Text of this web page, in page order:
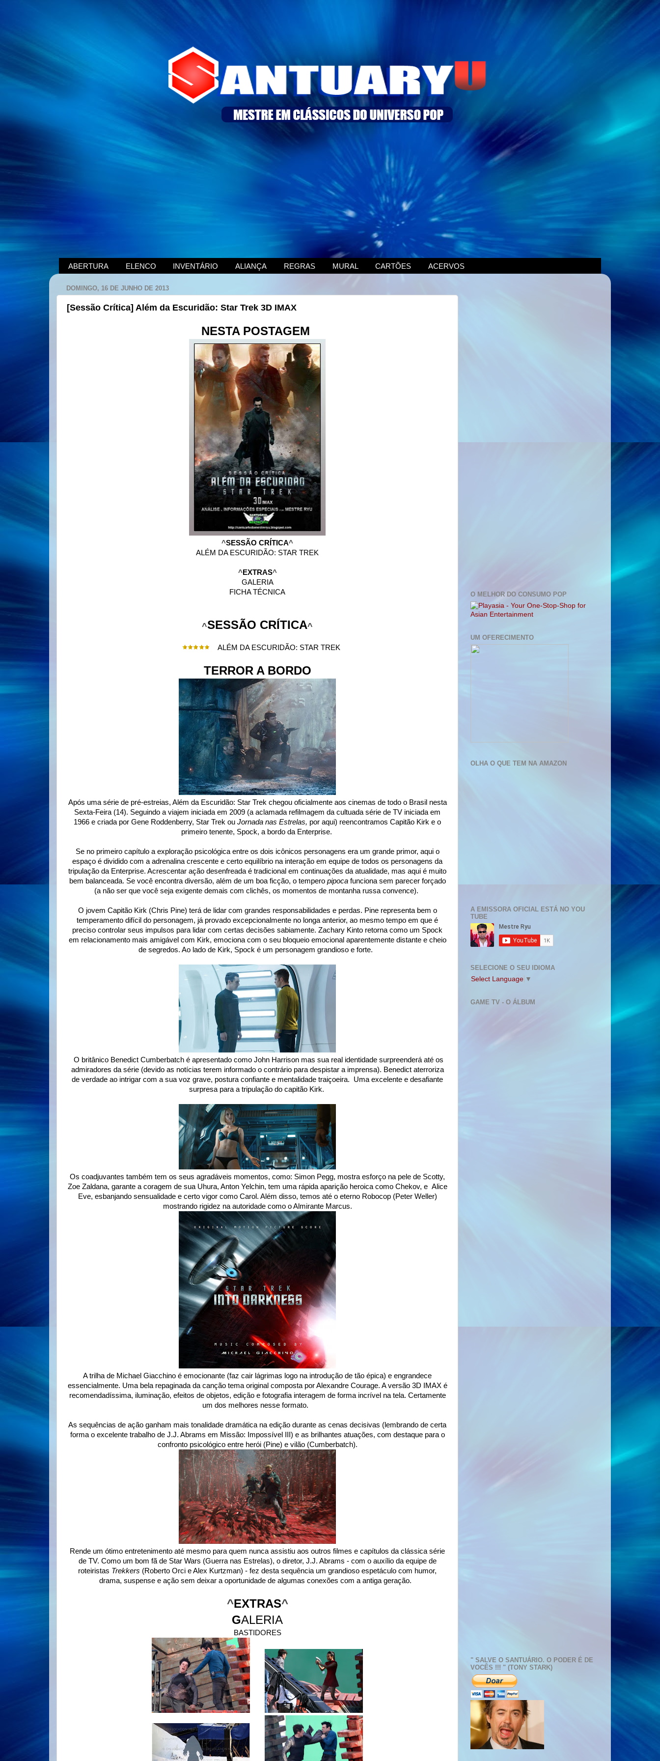
ABERTURA ELENCO INVENTÁRIO ALIANÇA REGRAS MURAL CARTÕES ACERVOS
DOMINGO, 16 DE JUNHO DE 2013
[Sessão Crítica] Além da Escuridão: Star Trek 3D IMAX
NESTA POSTAGEM
^SESSÃO CRÍTICA^
ALÉM DA ESCURIDÃO: STAR TREK
^EXTRAS^
GALERIA
FICHA TÉCNICA
^SESSÃO CRÍTICA^
ALÉM DA ESCURIDÃO: STAR TREK
TERROR A BORDO
Após uma série de pré-estreias, Além da Escuridão: Star Trek chegou oficialmente aos cinemas de todo o Brasil nesta
Sexta-Feira (14). Seguindo a viajem iniciada em 2009 (a aclamada refilmagem da cultuada série de TV iniciada em
1966 e criada por Gene Roddenberry, Star Trek ou Jornada nas Estrelas, por aqui) reencontramos Capitão Kirk e o
primeiro tenente, Spock, a bordo da Enterprise.
Se no primeiro capítulo a exploração psicológica entre os dois icônicos personagens era um grande primor, aqui o
espaço é dividido com a adrenalina crescente e certo equilíbrio na interação em equipe de todos os personagens da
tripulação da Enterprise. Acrescentar ação desenfreada é tradicional em continuações da atualidade, mas aqui é muito
bem balanceada. Se você encontra diversão, além de um boa ficção, o tempero pipocafunciona sem parecer forçado
(a não ser que você seja exigente demais com clichês, os momentos de montanha russa convence).
O jovem Capitão Kirk (Chris Pine) terá de lidar com grandes responsabilidades e perdas. Pine representa bem o
temperamento difícil do personagem, já provado excepcionalmente no longa anterior, ao mesmo tempo em que é
preciso controlar seus impulsos para lidar com certas decisões sabiamente. Zachary Kinto retorna como um Spock
em relacionamento mais amigável com Kirk, emociona com o seu bloqueio emocional aparentemente distante e cheio
de segredos. Ao lado de Kirk, Spock é um personagem grandioso e forte.
O britânico Benedict Cumberbatch é apresentado como John Harrison mas sua real identidade surpreenderá até os
admiradores da série (devido as notícias terem informado o contrário para despistar a imprensa). Benedict aterroriza
de verdade ao intrigar com a sua voz grave, postura confiante e mentalidade traiçoeira. Uma excelente e desafiante
surpresa para a tripulação do capitão Kirk.
Os coadjuvantes também tem os seus agradáveis momentos, como: Simon Pegg, mostra esforço na pele de Scotty,
Zoe Zaldana, garante a coragem de sua Uhura, Anton Yelchin, tem uma rápida aparição heroica como Chekov, e Alice
Eve, esbanjando sensualidade e certo vigor como Carol. Além disso, temos até o eterno Robocop (Peter Weller)
mostrando rigidez na autoridade como o Almirante Marcus.
A trilha de Michael Giacchino é emocionante (faz cair lágrimas logo na introdução de tão épica) e engrandece
essencialmente. Uma bela repaginada da canção tema original composta por Alexandre Courage. A versão 3D IMAX é
recomendadíssima, iluminação, efeitos de objetos, edição e fotografia interagem de forma incrível na tela. Certamente
um dos melhores nesse formato.
As sequências de ação ganham mais tonalidade dramática na edição durante as cenas decisivas (lembrando de certa
forma o excelente trabalho de J.J. Abrams em Missão: Impossível III) e as brilhantes atuações, com destaque para o
confronto psicológico entre herói (Pine) e vilão (Cumberbatch).
Rende um ótimo entretenimento até mesmo para quem nunca assistiu aos outros filmes e capítulos da clássica série
de TV. Como um bom fã de Star Wars (Guerra nas Estrelas), o diretor, J.J. Abrams - com o auxílio da equipe de
roteiristas Trekkers (Roberto Orci e Alex Kurtzman) - fez desta sequência um grandioso espetáculo com humor,
drama, suspense e ação sem deixar a oportunidade de algumas conexões com a antiga geração.
^EXTRAS^
GALERIA
BASTIDORES
O MELHOR DO CONSUMO POP
UM OFERECIMENTO
OLHA O QUE TEM NA AMAZON
A EMISSORA OFICIAL ESTÁ NO YOU
TUBE
SELECIONE O SEU IDIOMA
Select Language ▼
GAME TV - O ÁLBUM
" SALVE O SANTUÁRIO. O PODER É DE
VOCÊS !!! " (TONY STARK)